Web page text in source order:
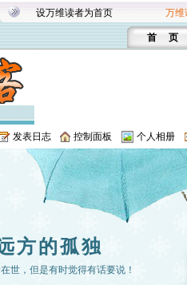
设万维读者为首页 万维
首 页
发表日志 控制面板 个人相册
方的孤独
世，但是有时觉得有话要说！